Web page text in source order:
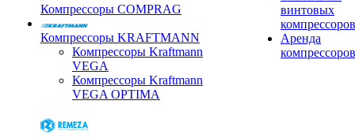
Компрессоры COMPRAG
Компрессоры KRAFTMANN
Компрессоры Kraftmann
VEGA
Компрессоры Kraftmann
VEGA OPTIMA
винтовых
компрессоров
Аренда
компрессоров